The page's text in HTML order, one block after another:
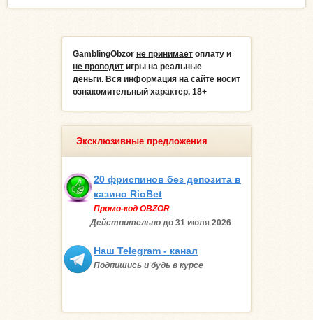
GamblingObzor не принимает оплату и
не проводит игры на реальные
деньги. Вся информация на сайте носит
ознакомительный характер. 18+
Эксклюзивные предложения
20 фриспинов без депозита в
казино RioBet
Промо-код OBZOR
Действительно до 31 июля 2026
Наш Telegram - канал
Подпишись и будь в курсе